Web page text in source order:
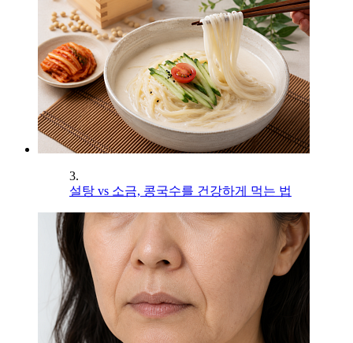
3.
설탕 vs 소금, 콩국수를 건강하게 먹는 법